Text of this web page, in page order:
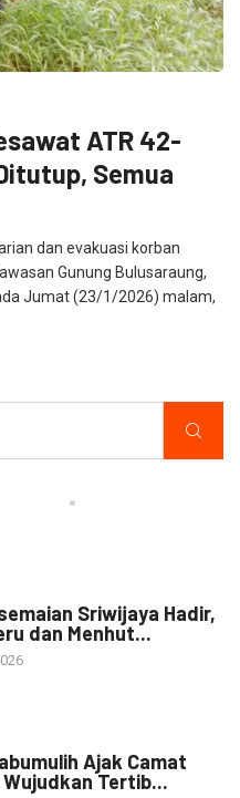
ATR 42-
Semua
dan evakuasi korban
Gunung Bulusaraung,
Jumat (23/1/2026) malam,
Sriwijaya Hadir,
dan Menhut...
Ajak Camat
Tertib...